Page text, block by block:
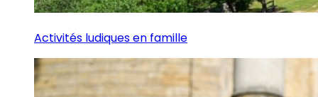
Activités ludiques en famille